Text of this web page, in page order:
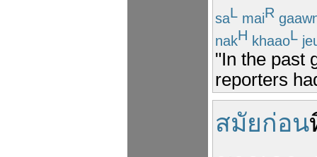
saL maiR
nakH khaaoL
"In the past
reporters
สมัยก่อน